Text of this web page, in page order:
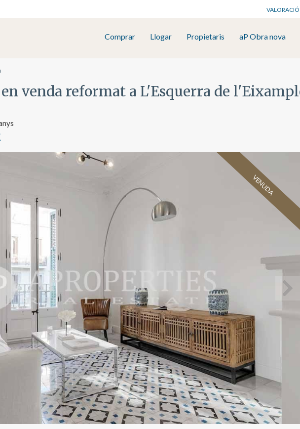
Comprar Llogar Propietaris aP Obra nova
venda reformat a L'Esquerra de
VENUDA
Modificar cookies
Tècniques i funcionals
Sempre
Aquest lloc web utilitza cookies pròpies per recopilar informació amb la finalitat
millorar els nostres serveis. Si continua navegant, suposa l'acceptació de la
de les mateixes. L'usuari té la possibilitat de configurar el navegador podent, si
desitja, impedir que siguin instal·lades al disc dur, encara que haurà de tenir en
compte que aquesta acció podrà ocasionar dificultats de navegació de la